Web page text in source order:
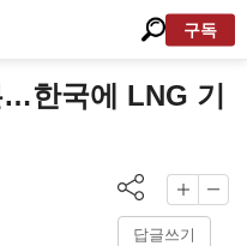
구독
한국에 LNG 기
답글쓰기